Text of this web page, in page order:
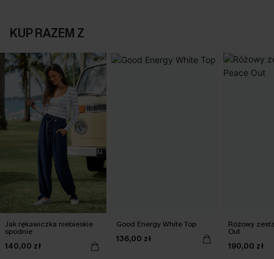
KUP RAZEM Z
Jak rękawiczka niebieskie
spodnie
140,00 zł
Good Energy White Top
136,00 zł
Różowy
Out
190,00 zł